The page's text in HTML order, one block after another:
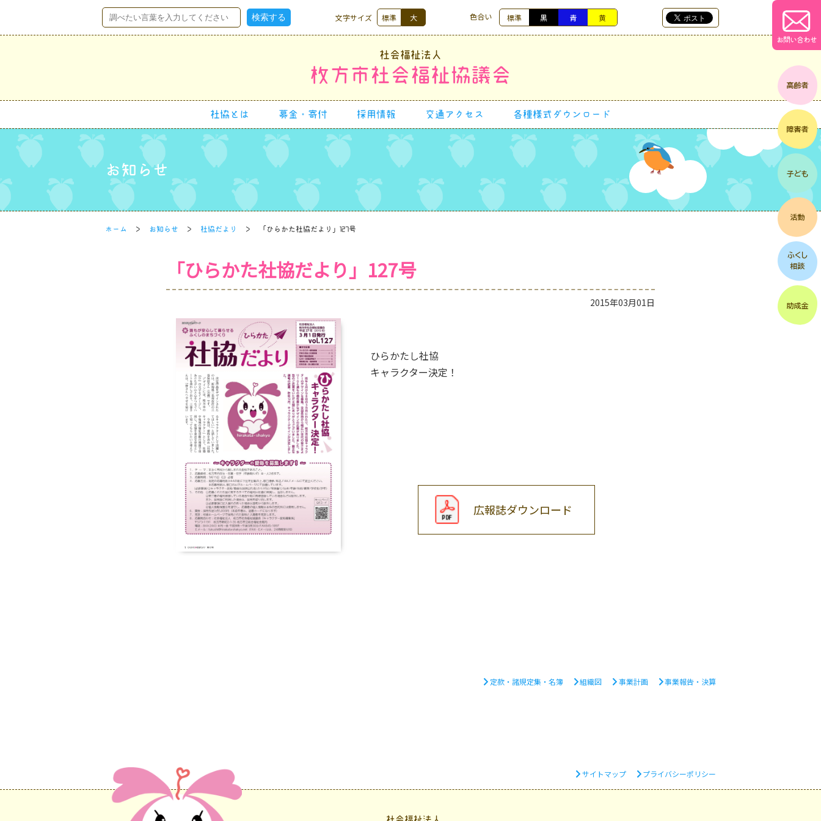
文字サイズ 標準 大 色合い 標準 黒 青 黄
社会福祉法人
枚方市社会福祉協議会
社協とは 募金・寄付 採用情報 交通アクセス 各種様式ダウンロード
お問い合わせ
お知らせ
ホーム お知らせ 社協だより 「ひらかた社協だより」127号
「ひらかた社協だより」127号
2015年03月01日
ひらかたし社協
キャラクター決定！
広報誌ダウンロード
定款・諸規定集・名簿 組織図 事業計画 事業報告・決算
サイトマップ プライバシーポリシー